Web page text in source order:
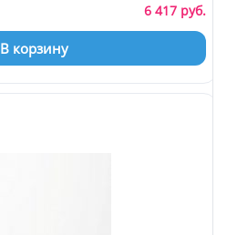
6 417 руб.
В корзину